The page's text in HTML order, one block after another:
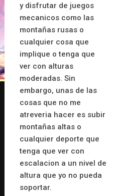
y disfrutar de juegos
mecanicos como las
montañas rusas o
cualquier cosa que
implique o tenga que
ver con alturas
moderadas. Sin
embargo, unas de las
cosas que no me
atreveria hacer es subir
montañas altas o
cualquier deporte que
tenga que ver con
escalacion a un nivel de
altura que yo no pueda
soportar.